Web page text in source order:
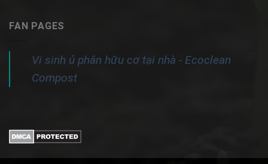
FAN PAGES
Vi sinh ủ phân hữu cơ tại nhà - Ecoclean
Compost